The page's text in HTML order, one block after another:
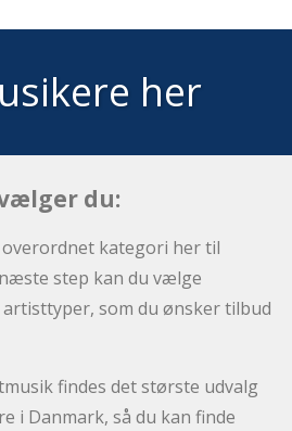
her
du:
overordnet kategori her til
step kan du vælge
som du ønsker tilbud
findes det største udvalg
i Danmark, så du kan finde